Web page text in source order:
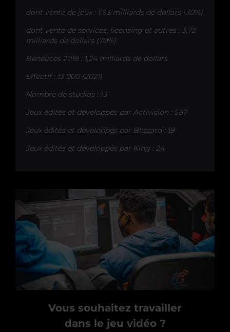
dont vente de jeux : 1,63 milliards de dollars (30%)
dont vente de services, licensing et autres : 3,72
milliards de dollars (70%)
Bénéfices 2019 : 1,24 milliards de dollars
Effectif : 13 000 (2021)
Nombre de studios : 13
Jeux édités et développés par Activision : 587
Jeux édités et développés par Blizzard : 19
Jeux édités et développés par King : 24
Vous souhaitez travailler
dans le jeu vidéo ?